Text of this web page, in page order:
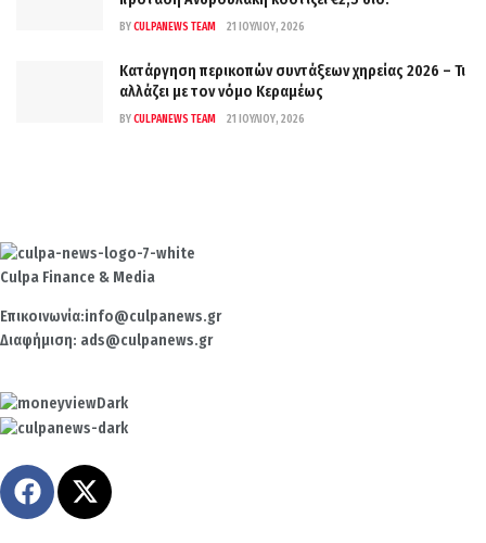
BYCULPANEWS TEAM 21 ΙΟΥΛΊΟΥ, 2026
Κατάργηση περικοπών συντάξεων χηρείας 2026 – Τι
αλλάζει με τον νόμο Κεραμέως
BYCULPANEWS TEAM 21 ΙΟΥΛΊΟΥ, 2026
Culpa Finance & Media
Επικοινωνία:info@culpanews.gr
Διαφήμιση: ads@culpanews.gr